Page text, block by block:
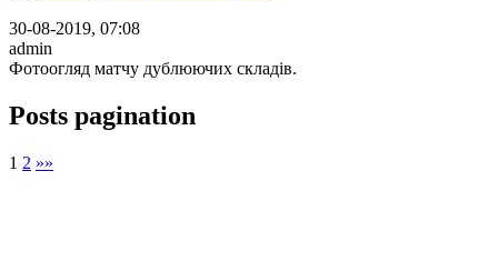
30-08-2019, 07:08
admin
Фотоогляд матчу дублюючих складів.
Posts pagination
1 2 »»